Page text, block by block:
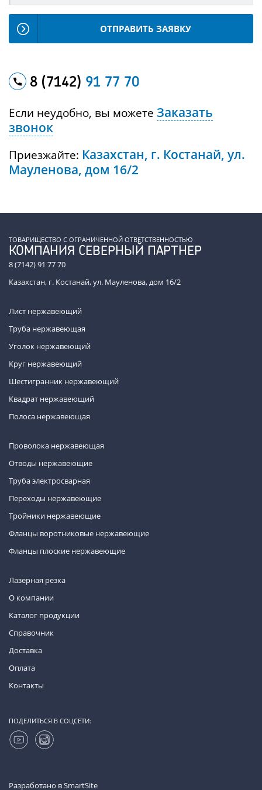
ОТПРАВИТЬ ЗАЯВКУ
8 (7142) 91 77 70
Если неудобно, вы можете Заказать
звонок
Приезжайте: Казахстан, г. Костанай, ул.
Мауленова, дом 16/2
ТОВАРИЩЕСТВО С ОГРАНИЧЕННОЙ ОТВЕТСТВЕННОСТЬЮ
КОМПАНИЯ СЕВЕРНЫЙ ПАРТНЕР
8 (7142) 91 77 70
Казахстан, г. Костанай, ул. Мауленова, дом 16/2
Лист нержавеющий
Труба нержавеющая
Уголок нержавеющий
Круг нержавеющий
Шестигранник нержавеющий
Квадрат нержавеющий
Полоса нержавеющая
Проволока нержавеющая
Отводы нержавеющие
Труба электросварная
Переходы нержавеющие
Тройники нержавеющие
Фланцы воротниковые нержавеющие
Фланцы плоские нержавеющие
Лазерная резка
О компании
Каталог продукции
Справочник
Доставка
Оплата
Контакты
ПОДЕЛИТЬСЯ В СОЦСЕТИ:
Разработано вSmartSite